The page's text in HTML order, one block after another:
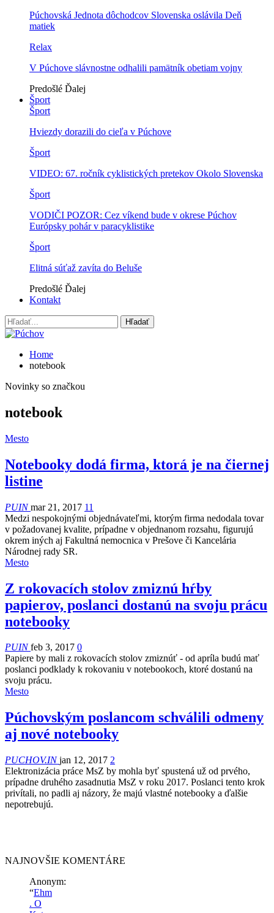
Púchovská Jednota dôchodcov Slovenska oslávila Deň
matiek
Relax
V Púchove slávnostne odhalili pamätník obetiam vojny
Predošlé Ďalej
Šport
Šport
Hviezdy dorazili do cieľa v Púchove
Šport
VIDEO: 67. ročník cyklistických pretekov Okolo Slovenska
Šport
VODIČI POZOR: Cez víkend bude v okrese Púchov
Európsky pohár v paracyklistike
Šport
Elitná súťaž zavíta do Beluše
Predošlé Ďalej
Kontakt
Home
notebook
Novinky so značkou
notebook
Mesto
Notebooky dodá firma, ktorá je na čiernej
listine
PUINmar 21, 2017 11
Medzi nespokojnými objednávateľmi, ktorým firma nedodala tovar
v požadovanej kvalite, prípadne v objednanom rozsahu, figurujú
okrem iných aj Fakultná nemocnica v Prešove či Kancelária
Národnej rady SR.
Mesto
Z rokovacích stolov zmiznú hŕby
papierov, poslanci dostanú na svoju prácu
notebooky
PUINfeb 3, 2017 0
Papiere by mali z rokovacích stolov zmiznúť - od apríla budú mať
poslanci podklady k rokovaniu v notebookoch, ktoré dostanú na
svoju prácu.
Mesto
Púchovským poslancom schválili odmeny
aj nové notebooky
PUCHOV.INjan 12, 2017 2
Elektronizácia práce MsZ by mohla byť spustená už od prvého,
prípadne druhého zasadnutia MsZ v roku 2017. Poslanci tento krok
privítali, no padli aj názory, že majú vlastné notebooky a ďalšie
nepotrebujú.
NAJNOVŠIE KOMENTÁRE
Anonym:
“Ehm
. O